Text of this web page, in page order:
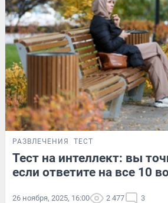
РАЗВЛЕЧЕНИЯ ТЕСТ
Тест на интеллект: вы
если ответите на все 10
26 ноября, 2025, 16:00 2 477 3